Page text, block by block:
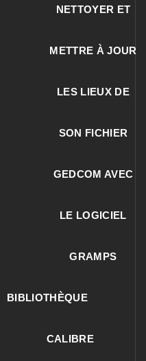
NETTOYER ET
METTRE À JOUR
LES LIEUX DE
SON FICHIER
GEDCOM AVEC
LE LOGICIEL
GRAMPS
BIBLIOTHÈQUE
CALIBRE